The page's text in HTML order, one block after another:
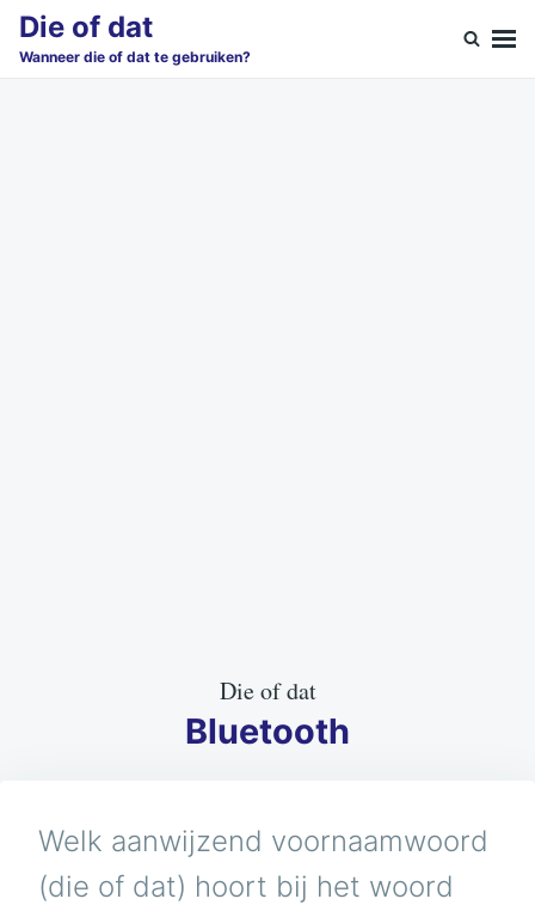
SkipSearch
for:
Die of dat
Wanneer die of dat te gebruiken?
Die of dat
Bluetooth
Welk aanwijzend voornaamwoord
(die of dat) hoort bij het woord